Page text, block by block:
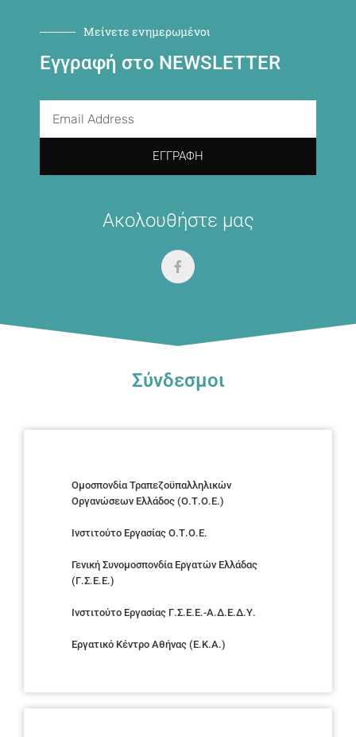
Μείνετε ενημερωμένοι
Εγγραφή στο NEWSLETTER
ΕΓΓΡΑΦΉ
Ακολουθήστε μας
Σύνδεσμοι
Ομοσπονδία Τραπεζοϋπαλληλικών
Οργανώσεων Ελλάδος (Ο.Τ.Ο.Ε.)
Ινστιτούτο Εργασίας Ο.Τ.Ο.Ε.
Γενική Συνομοσπονδία Εργατών Ελλάδας
(Γ.Σ.Ε.Ε.)
Ινστιτούτο Εργασίας Γ.Σ.Ε.Ε.-Α.Δ.Ε.Δ.Υ.
Εργατικό Κέντρο Αθήνας (Ε.Κ.Α.)